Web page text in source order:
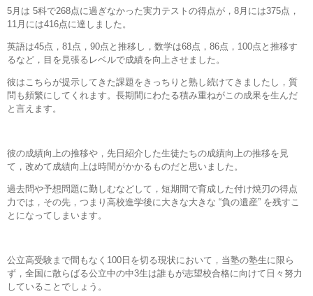
5月は 5科で268点に過ぎなかった実力テストの得点が，8月には375点，
11月には416点に達しました。
英語は45点，81点，90点と推移し，数学は68点，86点，100点と推移す
るなど，目を見張るレベルで成績を向上させました。
彼はこちらが提示してきた課題をきっちりと熟し続けてきましたし，質
問も頻繁にしてくれます。長期間にわたる積み重ねがこの成果を生んだ
と言えます。
彼の成績向上の推移や，先日紹介した生徒たちの成績向上の推移を見
て，改めて成績向上は時間がかかるものだと思いました。
過去問や予想問題に勤しむなどして，短期間で育成した付け焼刃の得点
力では，その先，つまり高校進学後に大きな大きな “負の遺産” を残すこ
とになってしまいます。
公立高受験まで間もなく100日を切る現状において，当塾の塾生に限ら
ず，全国に散らばる公立中の中3生は誰もが志望校合格に向けて日々努力
していることでしょう。